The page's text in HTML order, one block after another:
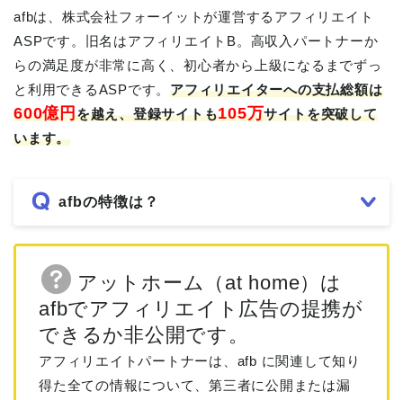
afbは、株式会社フォーイットが運営するアフィリエイト
ASPです。旧名はアフィリエイトB。高収入パートナーか
らの満足度が非常に高く、初心者から上級になるまでずっ
と利用できるASPです。アフィリエイターへの支払総額は
600億円を越え、登録サイトも105万サイトを突破して
います。
afbの特徴は？
アットホーム（at home）は
afbでアフィリエイト広告の提携が
できるか非公開です。
アフィリエイトパートナーは、afb に関連して知り
得た全ての情報について、第三者に公開または漏